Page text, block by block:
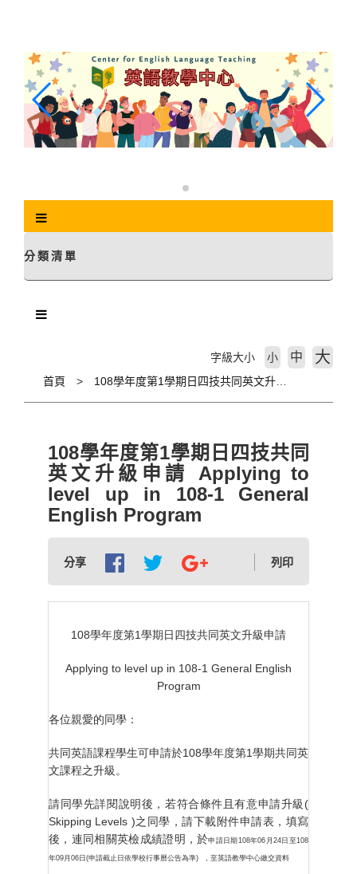
分類清單
首頁
字級大小 小 中 大
108學年度第1學期日四技共同
英文升級申請 Applying to
level up in 108-1 General
English Program
分享 列印
108學年度第1學期日四技共同英文升級申請
Applying to level up in 108-1 General English
Program
各位親愛的同學：
共同英語課程學生可申請於108學年度第1學期共同英
文課程之升級。
請同學先詳閱說明後，若符合條件且有意申請升級 (
Skipping Levels )之同學，請下載附件申請表，填寫
後，連同相關英檢成績證明，於申請日期 108年06 月24 日至108
年09月 06 日 (申請截止日依學校行事曆公告為準) ，至英語教學中心繳交資料